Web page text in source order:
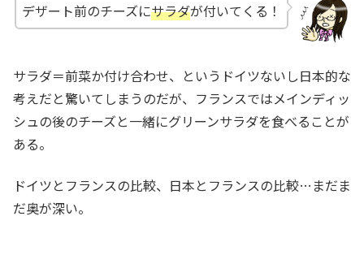
デザート前のチーズにサラダが付いてくる！
サラダ＝前菜か付け合わせ、というドイツないし日本的な
考えだと驚いてしまうのだが、フランスではメインディッ
シュの後のチーズと一緒にグリーンサラダを食べることが
ある。
ドイツとフランスの比較、日本とフランスの比較…まだま
だ奥が深い。